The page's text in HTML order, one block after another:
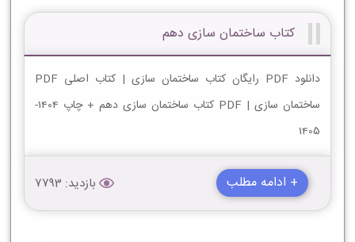
کتاب ساختمان سازی دهم
دانلود PDF رایگان کتاب ساختمان سازی | کتاب اصلی PDF
ساختمان سازی | PDF کتاب ساختمان سازی دهم + چاپ 1404-
1405
+ ادامه مطلب بازدید: 7793